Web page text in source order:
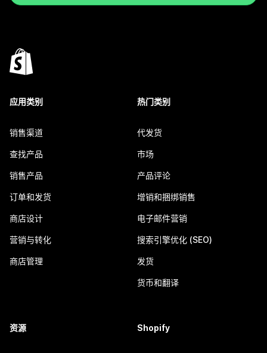
应用类别
销售渠道
查找产品
销售产品
订单和发货
商店设计
营销与转化
商店管理
热门类别
代发货
市场
产品评论
增销和捆绑销售
电子邮件营销
搜索引擎优化 (SEO)
发货
货币和翻译
资源 Shopify